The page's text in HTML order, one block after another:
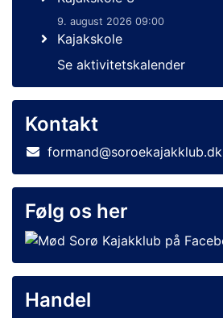
9. august 2026 09:00
Kajakskole
Se aktivitetskalender
Kontakt
formand@soroekajakklub.dk
Følg os her
Handel